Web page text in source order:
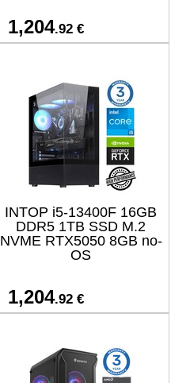
1,204.92 €
INTOP i5-13400F 16GB
DDR5 1TB SSD M.2
NVME RTX5050 8GB no-
OS
1,204.92 €